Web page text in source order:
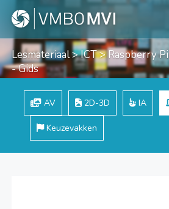
Lesmateriaal>ICT> Raspberry
- Gids
AV 2D-3D IA
Keuzevakken